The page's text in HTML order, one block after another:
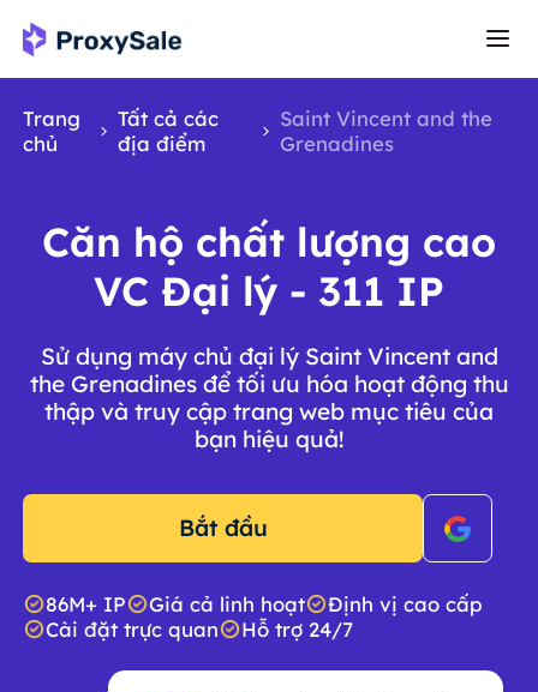
Trang
chủ
Tất cả các
địa điểm
Saint Vincent and the
Grenadines
Căn hộ chất lượng cao
VC Đại lý - 311 IP
Sử dụng máy chủ đại lý Saint Vincent and
the Grenadines để tối ưu hóa hoạt động thu
thập và truy cập trang web mục tiêu của
bạn hiệu quả!
Bắt đầu
86M+ IP Giá cả linh hoạt
Định vị cao cấp
Cài đặt trực quan
Hỗ trợ 24/7